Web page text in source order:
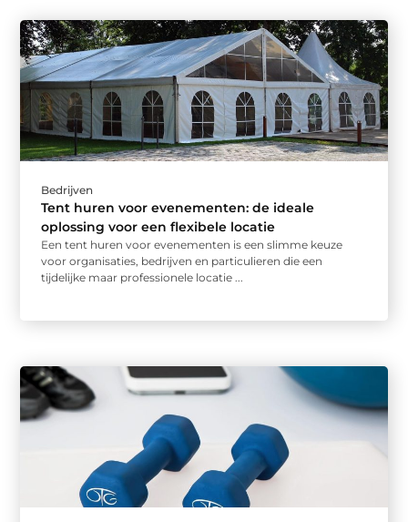
Bedrijven
Tent huren voor evenementen: de ideale
oplossing voor een flexibele locatie
Een tent huren voor evenementen is een slimme keuze
voor organisaties, bedrijven en particulieren die een
tijdelijke maar professionele locatie ...